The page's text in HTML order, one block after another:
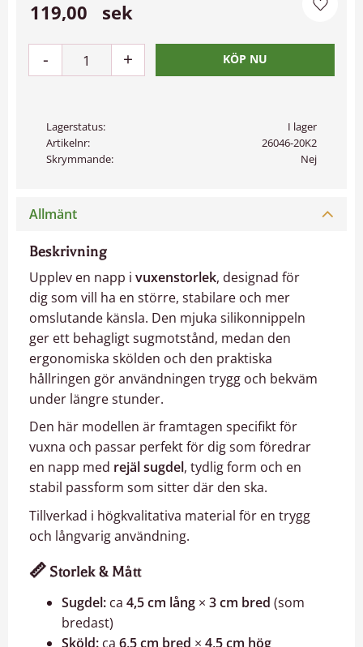
119,00 sek
+
-
Lägg
Lagerstatus
I lager
Artikelnr
26046-20K2
Skrymmande
Nej
Allmänt
Beskrivning
Upplev en napp i vuxenstorlek, designad för
dig som vill ha en större, stabilare och mer
omslutande känsla. Den mjuka silikonnippeln
ger ett behagligt sugmotstånd, medan den
ergonomiska skölden och den praktiska
hållringen gör användningen trygg och bekväm
under längre stunder.
Den här modellen är framtagen specifikt för
vuxna och passar perfekt för dig som föredrar
en napp med rejäl sugdel, tydlig form och en
stabil passform som sitter där den ska.
Tillverkad i högkvalitativa material för en trygg
och långvarig användning.
📏 Storlek & Mått
Sugdel: ca 4,5 cm lång × 3 cm bred (som
bredast)
Sköld: ca 6,5 cm bred × 4,5 cm hög